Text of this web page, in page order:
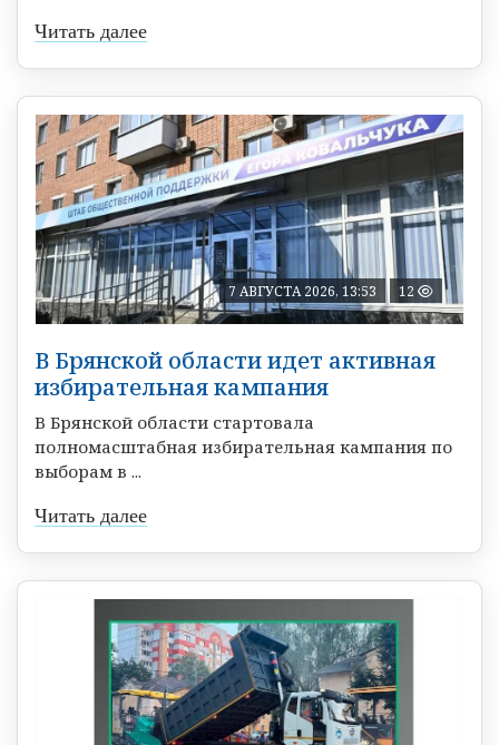
Читать далее
7 АВГУСТА 2026, 13:53 12
В Брянской области идет активная
избирательная кампания
В Брянской области стартовала
полномасштабная избирательная кампания по
выборам в ...
Читать далее